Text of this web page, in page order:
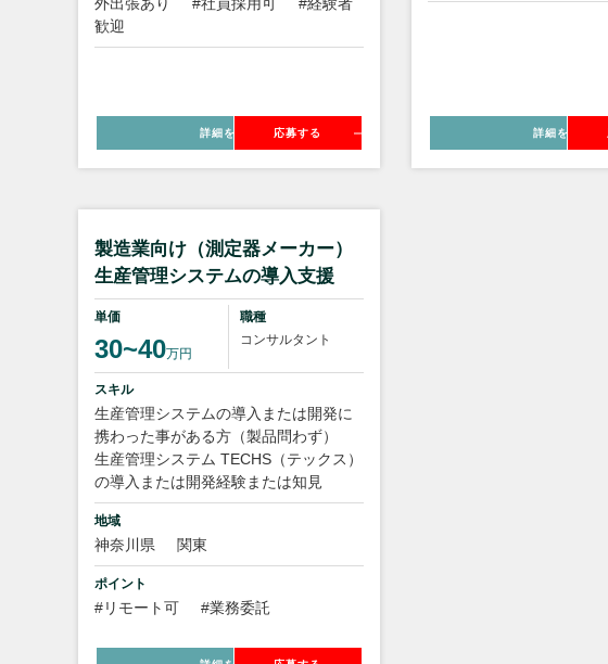
歓迎
詳細を見る 応募する 詳細を見る
製造業向け（測定器メーカー）
生産管理システムの導入支援
単価
30~40万円
職種
コンサルタント
スキル
生産管理システムの導入または開発に
携わった事がある方（製品問わず）
生産管理システム TECHS（テックス）
の導入または開発経験または知見
地域
神奈川県 関東
ポイント
#リモート可 #業務委託